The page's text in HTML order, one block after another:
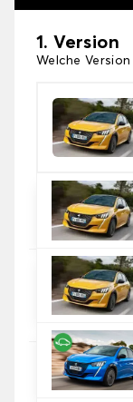
1. Version
Welche
2. Material
Wählen Sie
3. Set-
Wählen Sie
benötigen.
4.
Wählen Sie